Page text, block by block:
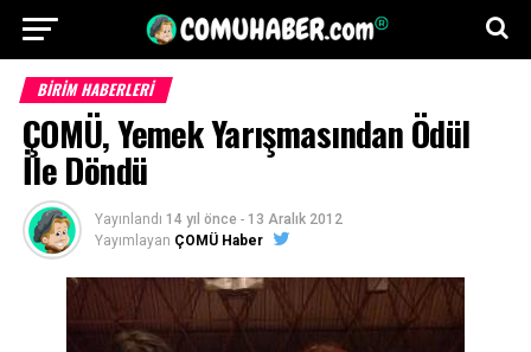
BİRİM HABERLERİ
ÇOMÜ, Yemek Yarışmasından Ödül
İle Döndü
Yayınlandı 14 yıl önce - 13 Aralık 2012
Yayımlayan ÇOMÜ Haber